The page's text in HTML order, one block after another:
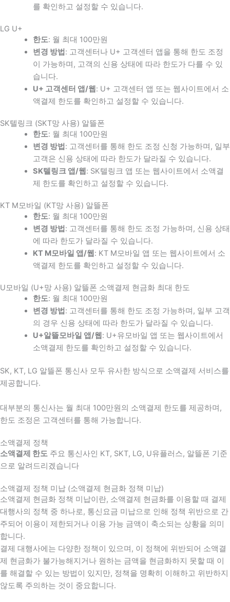
를 확인하고 설정할 수 있습니다.
LG U+
한도: 월 최대 100만원
변경 방법 : 고객센터나 U+ 고객센터 앱을 통해 한도 조정
이 가능하며, 고객의 신용 상태에 따라 한도가 다를 수 있
습니다.
U+ 고객센터 앱/웹 : U+ 고객센터 앱 또는 웹사이트에서 소
액결제 한도를 확인하고 설정할 수 있습니다.
SK텔링크 (SKT망 사용) 알뜰폰
한도: 월 최대 100만원
변경 방법 : 고객센터를 통해 한도 조정 신청 가능하며, 일부
고객은 신용 상태에 따라 한도가 달라질 수 있습니다.
SK텔링크 앱/웹 : SK텔링크 앱 또는 웹사이트에서 소액결
제 한도를 확인하고 설정할 수 있습니다.
KT M모바일 (KT망 사용) 알뜰폰
한도: 월 최대 100만원
변경 방법 : 고객센터를 통해 한도 조정 가능하며, 신용 상태
에 따라 한도가 달라질 수 있습니다.
KT M모바일 앱/웹 : KT M모바일 앱 또는 웹사이트에서 소
액결제 한도를 확인하고 설정할 수 있습니다.
U모바일 (U+망 사용) 알뜰폰 소액결제 현금화 최대 한도
한도: 월 최대 100만원
변경 방법 : 고객센터를 통해 한도 조정 가능하며, 일부 고객
의 경우 신용 상태에 따라 한도가 달라질 수 있습니다.
U+알뜰모바일 앱/웹 : U+유모바일 앱 또는 웹사이트에서
소액결제 한도를 확인하고 설정할 수 있습니다.
SK, KT, LG 알뜰폰 통신사 모두 유사한 방식으로 소액결제 서비스를
제공합니다.
대부분의 통신사는 월 최대 100만원의 소액결제 한도를 제공하며,
한도 조정은 고객센터를 통해 가능합니다.
소액결제 정책
소액결제 한도 주요 통신사인 KT, SKT, LG, U유플러스, 알뜰폰 기준
으로 알려드리겠습니다
소액결제 정책 미납 (소액결제 현금화 정책 미납)
소액결제 현금화 정책 미납이란, 소액결제 현금화를 이용할 때 결제
대행사의 정책 중 하나로, 통신요금 미납으로 인해 정책 위반으로 간
주되어 이용이 제한되거나 이용 가능 금액이 축소되는 상황을 의미
합니다.
결제 대행사에는 다양한 정책이 있으며, 이 정책에 위반되어 소액결
제 현금화가 불가능해지거나 원하는 금액을 현금화하지 못할 때 이
를 해결할 수 있는 방법이 있지만, 정책을 명확히 이해하고 위반하지
않도록 주의하는 것이 중요합니다.